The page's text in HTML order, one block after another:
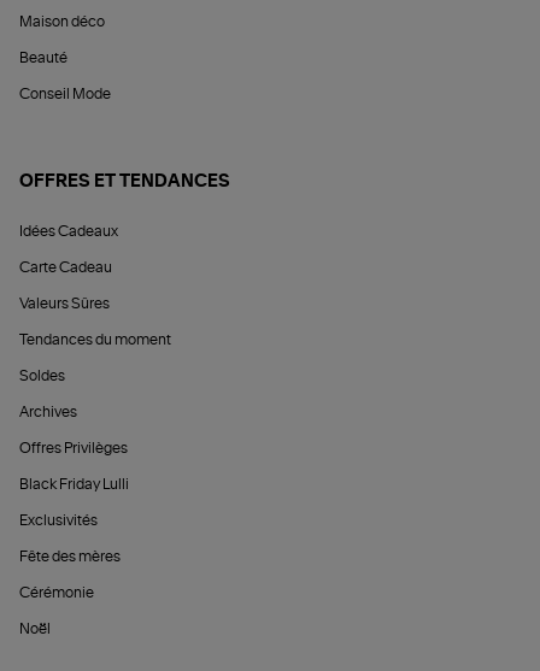
Maison déco
Beauté
Conseil Mode
OFFRES ET TENDANCES
Idées Cadeaux
Carte Cadeau
Valeurs Sûres
Tendances du moment
Soldes
Archives
Offres Privilèges
Black Friday Lulli
Exclusivités
Fête des mères
Cérémonie
Noël